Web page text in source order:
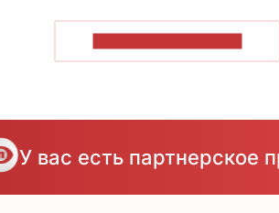
У вас есть партнерское